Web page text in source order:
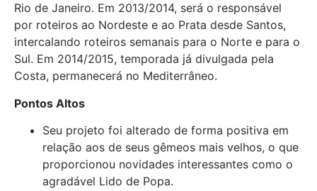
Rio de Janeiro. Em 2013/2014, será o responsável
por roteiros ao Nordeste e ao Prata desde Santos,
intercalando roteiros semanais para o Norte e para o
Sul. Em 2014/2015, temporada já divulgada pela
Costa, permanecerá no Mediterrâneo.
Pontos Altos
Seu projeto foi alterado de forma positiva em
relação aos de seus gêmeos mais velhos, o que
proporcionou novidades interessantes como o
agradável Lido de Popa.